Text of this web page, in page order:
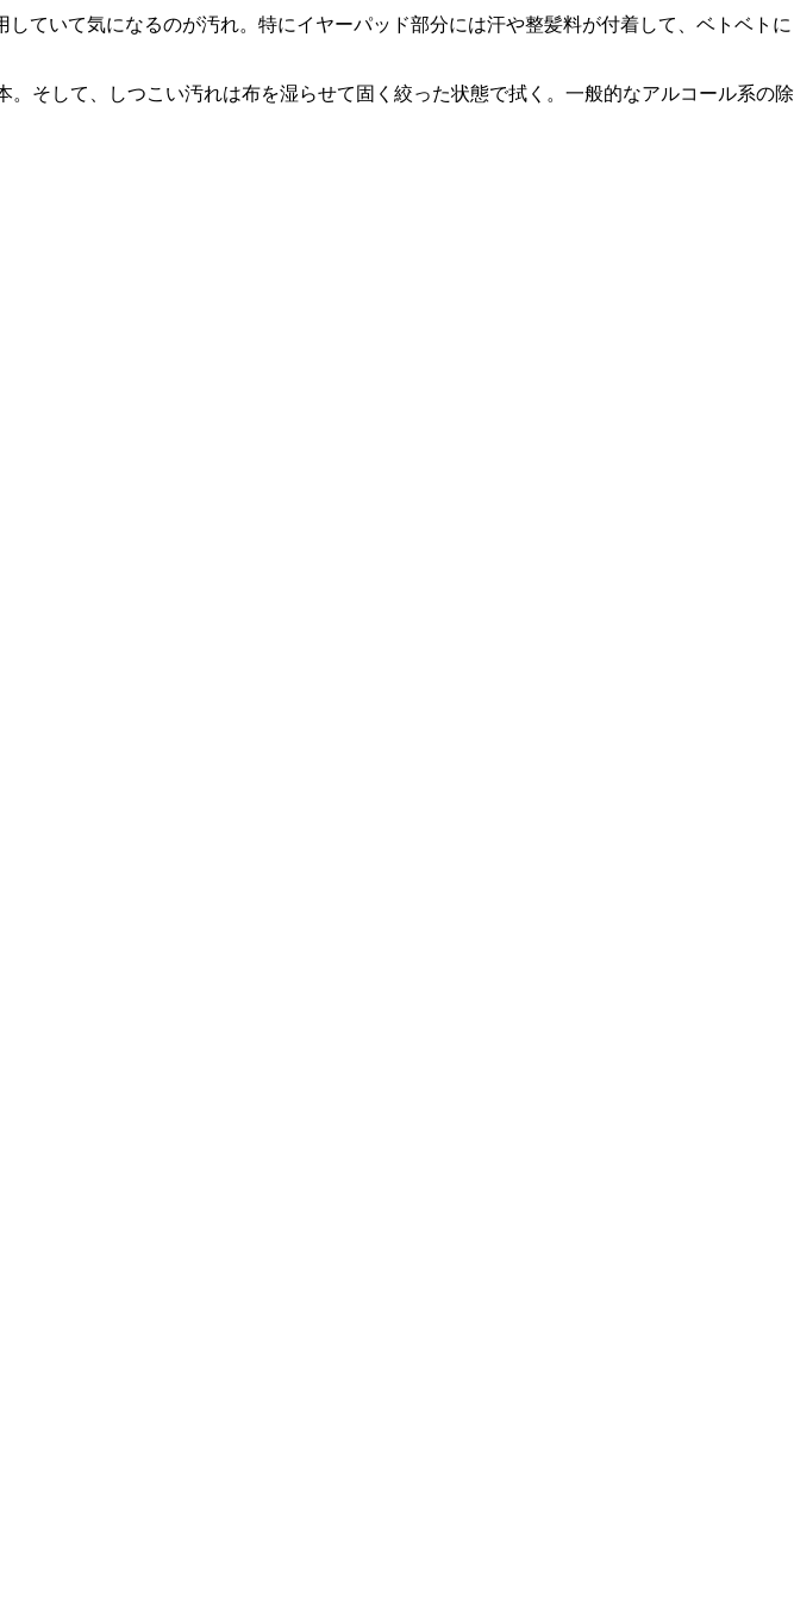
ていて気になるのが汚れ。特にイヤーパッド部分には汗や整髪料が付着して、ベトベトに
そして、しつこい汚れは布を湿らせて固く絞った状態で拭く。一般的なアルコール系の除